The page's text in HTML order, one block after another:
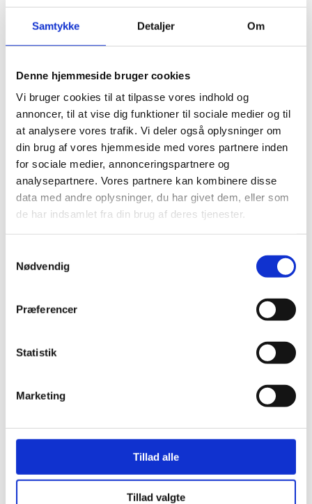
Samtykke Detaljer Om
Denne hjemmeside bruger cookies
Vi bruger cookies til at tilpasse vores indhold og
annoncer, til at vise dig funktioner til sociale medier og til
at analysere vores trafik. Vi deler også oplysninger om
din brug af vores hjemmeside med vores partnere inden
for sociale medier, annonceringspartnere og
analysepartnere. Vores partnere kan kombinere disse
data med andre oplysninger, du har givet dem, eller som
de har indsamlet fra din brug af deres tjenester.
Nødvendig
Præferencer
Statistik
Marketing
Tillad alle
Tillad valgte
Denne begivenhed er allerede
afholdt.
Tidspunkt:
STED
Mommark Strand